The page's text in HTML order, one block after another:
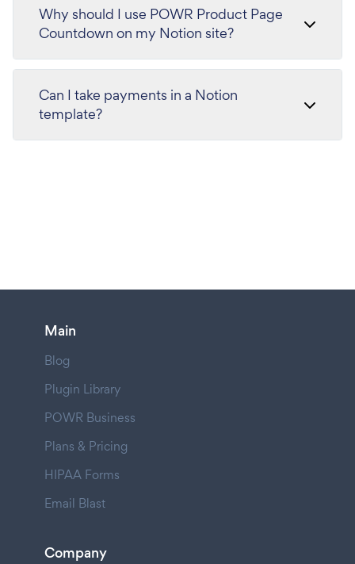
Why should I use POWR Product Page
Countdown on my Notion site?
Can I take payments in a Notion
template?
Main
Blog
Plugin Library
POWR Business
Plans & Pricing
HIPAA Forms
Email Blast
Company